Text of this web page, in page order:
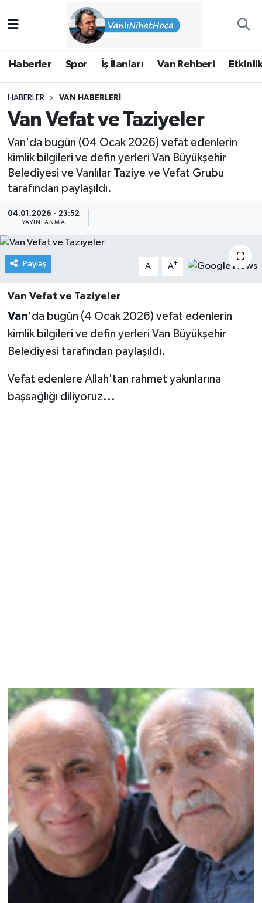
Haberler Spor İş İlanları Van Rehberi
HABERLER VAN HABERLERI
Van Vefat ve Taziyeler
Van'da bugün (04 Ocak 2026) vefat edenlerin
kimlik bilgileri ve defin yerleri Van Büyükşehir
Belediyesi ve Vanlılar Taziye ve Vefat Grubu
tarafından paylaşıldı.
04.01.2026 - 23:52
YAYINLANMA
Paylaş A- A+
Van Vefat ve Taziyeler
Van'da bugün (4 Ocak 2026) vefat edenlerin
kimlik bilgileri ve defin yerleri Van Büyükşehir
Belediyesi tarafından paylaşıldı.
Vefat edenlere Allah'tan rahmet yakınlarına
başsağlığı diliyoruz...
Etkinlikler
Köşe Yazıları
Hakkımda
İpekyolu Nöbetçi Eczaneler
Tüm Manşetler
Son Dakika Haberleri
Haber Arşivi